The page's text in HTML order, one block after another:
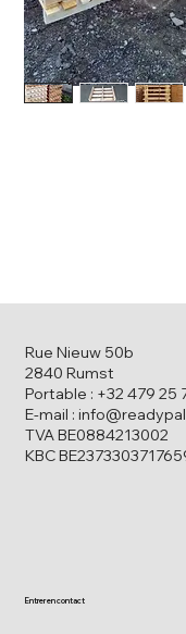
Rue Nieuw 50b
2840 Rumst
Portable : +32 479 25
E-mail :
TVA BE0884213002
KBC
Entrer en contact